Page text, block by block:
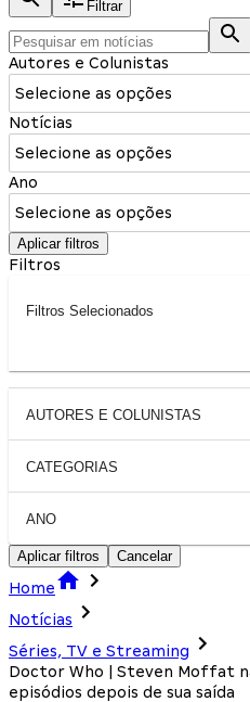
Filtrar
Autores e Colunistas
Selecione as opções
Notícias
Selecione as opções
Ano
Selecione as opções
Aplicar filtros
Filtros
Filtros Selecionados
AUTORES E COLUNISTAS
CATEGORIAS
ANO
Aplicar filtros Cancelar
Home
Notícias
Séries, TV e Streaming
Doctor Who | Steven Moffat
episódios depois de sua saída